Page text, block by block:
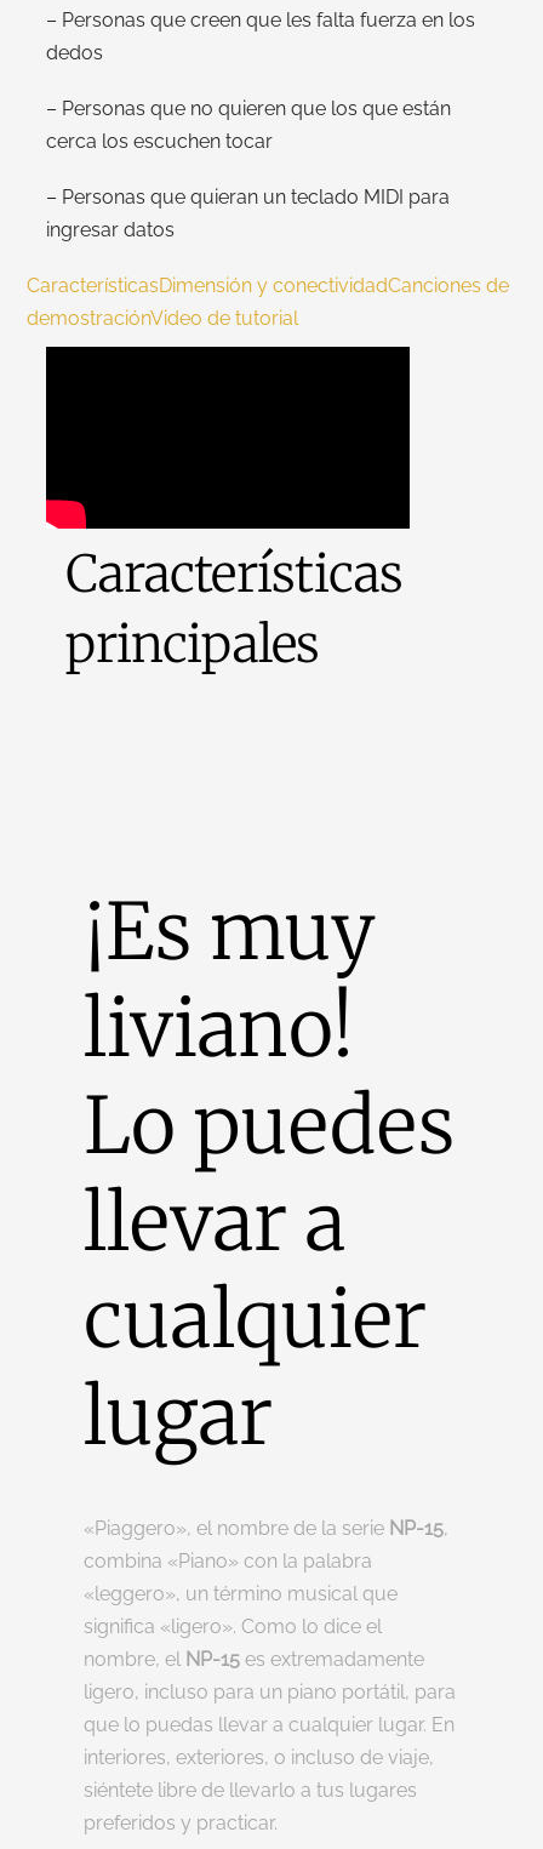
– Personas que creen que les falta fuerza en los
dedos
– Personas que no quieren que los que están
cerca los escuchen tocar
– Personas que quieran un teclado MIDI para
ingresar datos
CaracterísticasDimensión y conectividadCanciones de
demostraciónVideo de tutorial
Características
principales
¡Es muy
liviano!
Lo puedes
llevar a
cualquier
lugar
«Piaggero», el nombre de la serie NP-15,
combina «Piano» con la palabra
«leggero», un término musical que
significa «ligero». Como lo dice el
nombre, el NP-15 es extremadamente
ligero, incluso para un piano portátil, para
que lo puedas llevar a cualquier lugar. En
interiores, exteriores, o incluso de viaje,
siéntete libre de llevarlo a tus lugares
preferidos y practicar.